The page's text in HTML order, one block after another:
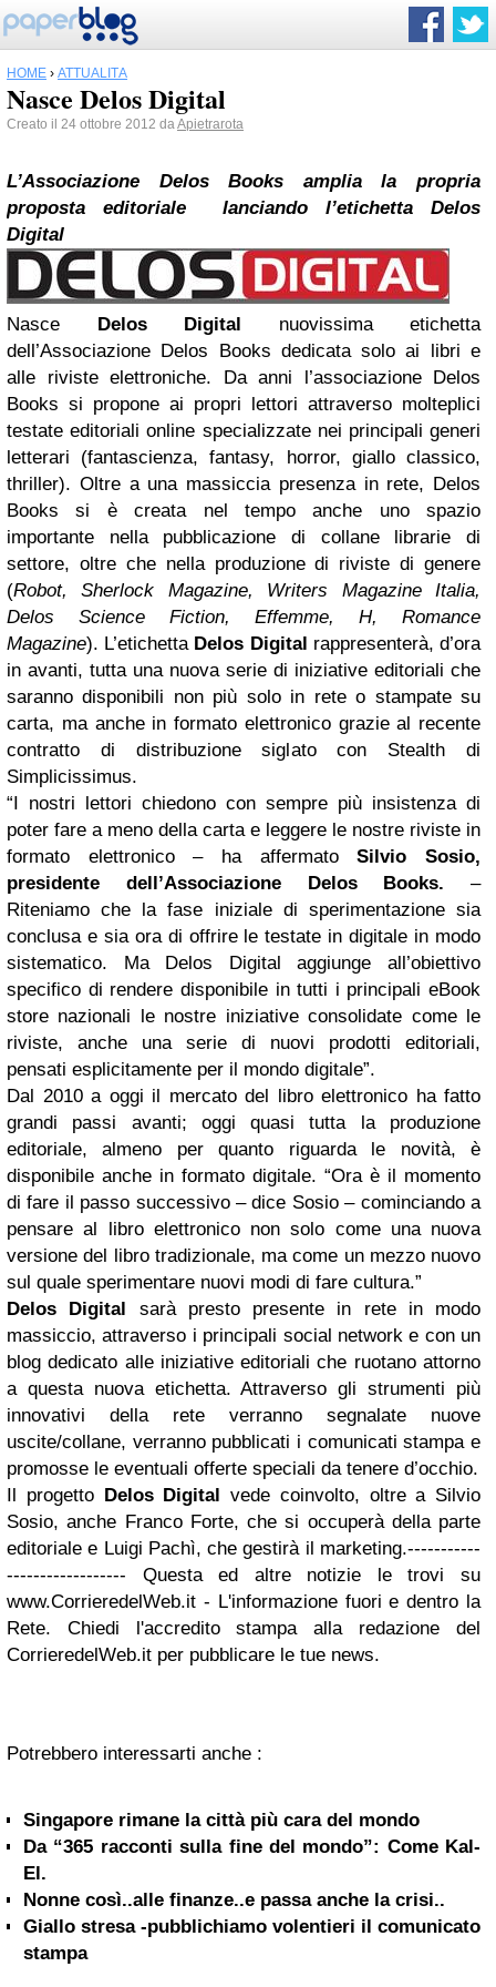
HOME › ATTUALITÀ
Nasce Delos Digital
Creato il 24 ottobre 2012 daApietrarota
L’Associazione Delos Books amplia la propria
proposta editoriale lanciando l’etichetta Delos
Digital
Nasce Delos Digital nuovissima etichetta
dell’Associazione Delos Books dedicata solo ai libri e
alle riviste elettroniche. Da anni l’associazione Delos
Books si propone ai propri lettori attraverso molteplici
testate editoriali online specializzate nei principali generi
letterari (fantascienza, fantasy, horror, giallo classico,
thriller). Oltre a una massiccia presenza in rete, Delos
Books si è creata nel tempo anche uno spazio
importante nella pubblicazione di collane librarie di
settore, oltre che nella produzione di riviste di genere
(Robot, Sherlock Magazine, Writers Magazine Italia,
Delos Science Fiction, Effemme, H, Romance
Magazine). L’etichetta Delos Digital rappresenterà, d’ora
in avanti, tutta una nuova serie di iniziative editoriali che
saranno disponibili non più solo in rete o stampate su
carta, ma anche in formato elettronico grazie al recente
contratto di distribuzione siglato con Stealth di
Simplicissimus.
“I nostri lettori chiedono con sempre più insistenza di
poter fare a meno della carta e leggere le nostre riviste in
formato elettronico – ha affermatoSilvio Sosio,
presidente dell’Associazione Delos Books. –
Riteniamo che la fase iniziale di sperimentazione sia
conclusa e sia ora di offrire le testate in digitale in modo
sistematico. Ma Delos Digital aggiunge all’obiettivo
specifico di rendere disponibile in tutti i principali eBook
store nazionali le nostre iniziative consolidate come le
riviste, anche una serie di nuovi prodotti editoriali,
pensati esplicitamente per il mondo digitale”.
Dal 2010 a oggi il mercato del libro elettronico ha fatto
grandi passi avanti; oggi quasi tutta la produzione
editoriale, almeno per quanto riguarda le novità, è
disponibile anche in formato digitale. “Ora è il momento
di fare il passo successivo – dice Sosio – cominciando a
pensare al libro elettronico non solo come una nuova
versione del libro tradizionale, ma come un mezzo nuovo
sul quale sperimentare nuovi modi di fare cultura.”
Delos Digital sarà presto presente in rete in modo
massiccio, attraverso i principali social network e con un
blog dedicato alle iniziative editoriali che ruotano attorno
a questa nuova etichetta. Attraverso gli strumenti più
innovativi della rete verranno segnalate nuove
uscite/collane, verranno pubblicati i comunicati stampa e
promosse le eventuali offerte speciali da tenere d’occhio.
Il progetto Delos Digital vede coinvolto, oltre a Silvio
Sosio, anche Franco Forte, che si occuperà della parte
editoriale e Luigi Pachì, che gestirà il marketing.-----------
------------------ Questa ed altre notizie le trovi su
www.CorrieredelWeb.it - L'informazione fuori e dentro la
Rete. Chiedi l'accredito stampa alla redazione del
CorrieredelWeb.it per pubblicare le tue news.
Potrebbero interessarti anche :
Singapore rimane la città più cara del mondo
Da “365 racconti sulla fine del mondo”: Come Kal-
El.
Nonne così..alle finanze..e passa anche la crisi..
Giallo stresa -pubblichiamo volentieri il comunicato
stampa